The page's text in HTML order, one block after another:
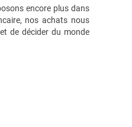
encore plus dans
nos achats nous
de décider du monde